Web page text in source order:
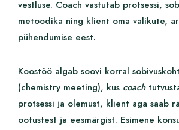
vestluse. Coach vastutab protsessi,
metoodika ning klient oma valikute,
pühendumise eest.
Koostöö algab soovi korral
(chemistry meeting), kus coach
protsessi ja olemust, klient aga saab
ootustest ja eesmärgist. Esimene